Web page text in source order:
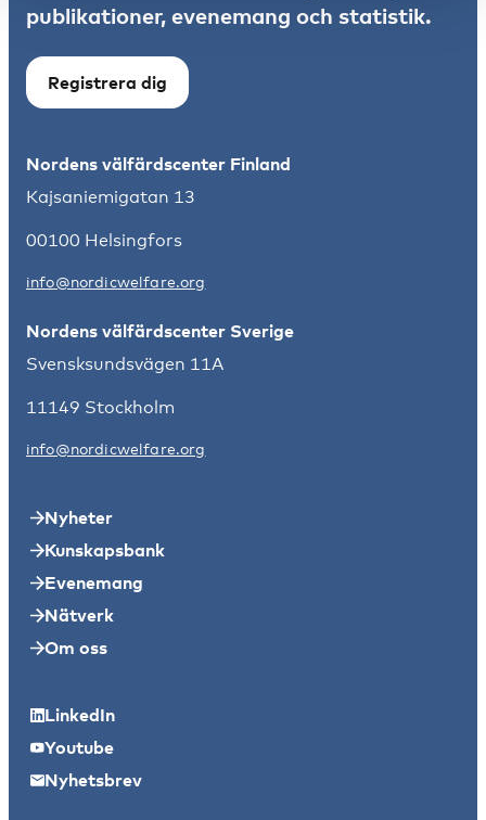
publikationer, evenemang och statistik.
Registrera dig
Nordens välfärdscenter Finland
Kajsaniemigatan 13
00100 Helsingfors
info@nordicwelfare.org
Nordens välfärdscenter Sverige
Svensksundsvägen 11A
11149 Stockholm
info@nordicwelfare.org
Nyheter
Kunskapsbank
Evenemang
Nätverk
Om oss
LinkedIn
Youtube
Nyhetsbrev